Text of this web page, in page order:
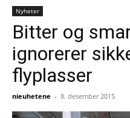
Nyheter
Bitter og
ignorerer
flyplasser
nieuhetene - 8. desember 2015